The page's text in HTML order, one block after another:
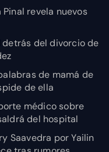
revela nuevos
detrás del divorcio de
de mamá de
de ella
médico sobre
del hospital
Saavedra por Yailin